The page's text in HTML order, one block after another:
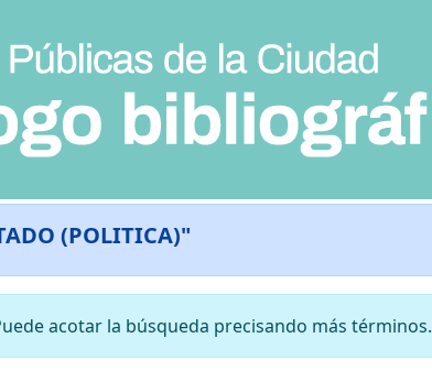
(POLITICA)"
acotar la búsqueda precisando más términos.